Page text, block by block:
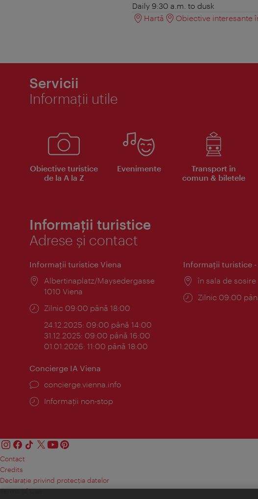
Daily 9:30 a.m. to dusk
Hartă
Obiective interesante
Servicii
Informaţii utile
Obiective turistice
de la A la Z
Evenimente
Transport în
comun & biletele
Informații turistice
Adrese și contact
Informaţii turistice Viena
Locul:
Albertinaplatz/Maysedergasse
1010 Viena
Program:
Zilnic 09:00 până 18:00
24.12.2025: 09:00 până 14:00
31.12.2025: 09:00 până 16:00
01.01.2026: 11:00 până 18:00
Informaţii turistice
Locul:
în sala de sosire
Program:
Zilnic 09:00
Concierge IA Viena
concierge.vienna.info
Informații non-stop
Contact
Credits
Declaraţie privind protecţia datelor
Terms of Use